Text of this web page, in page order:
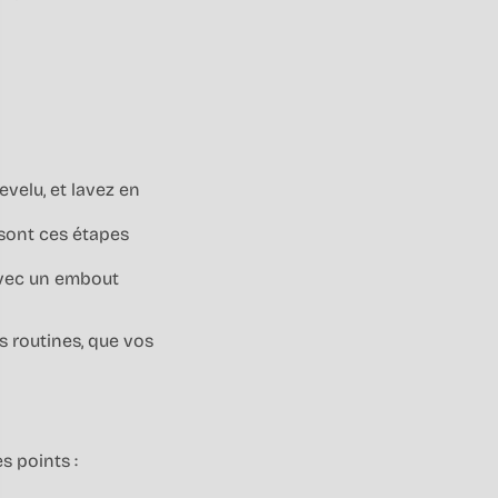
et lavez en
ces étapes
un embout
routines, que vos
points :